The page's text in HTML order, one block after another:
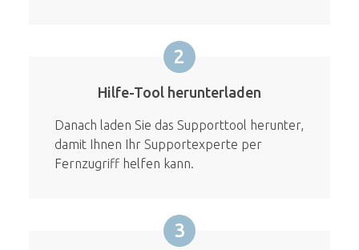
2
Hilfe-Tool herunterladen
Danach laden Sie das Supporttool herunter,
damit Ihnen Ihr Supportexperte per
Fernzugriff helfen kann.
3